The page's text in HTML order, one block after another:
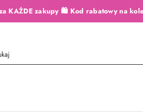
KAŻDE zakupy 🛍️ Kod rabatowy na